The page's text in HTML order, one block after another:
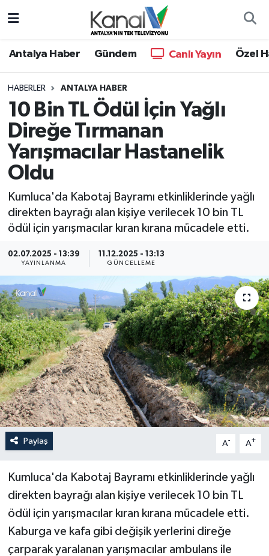
Antalya Haber Gündem Canlı Yayın Özel
HABERLER ANTALYA HABER
10 Bin TL Ödül İçin Yağlı
Direğe Tırmanan
Yarışmacılar Hastanelik
Oldu
Kumluca'da Kabotaj Bayramı etkinliklerinde yağlı
direkten bayrağı alan kişiye verilecek 10 bin TL
ödül için yarışmacılar kıran kırana mücadele etti.
02.07.2025 - 13:39
YAYINLANMA
11.12.2025 - 13:13
GÜNCELLEME
Paylaş A- A+
Kumluca'da Kabotaj Bayramı etkinliklerinde yağlı
direkten bayrağı alan kişiye verilecek 10 bin TL
ödül için yarışmacılar kıran kırana mücadele etti.
Kaburga ve kafa gibi değişik yerlerini direğe
çarparak yaralanan yarışmacılar ambulans ile
Antalya Haber
Dünya
Eğitim
Ekonomi
Gündem
Günün Manşetleri
Haber Kuşakları
Haberler
KANALV Spor
Kültür Sanat
Magazin
Öğle Bülteni
Sağlık
Siyaset
Sosyal medya
Spor
Hava Durumu
Trafik Durumu
Süper Lig Puan Durumu ve Fikstür
Tüm Manşetler
Son Dakika Haberleri
Haber Arşivi